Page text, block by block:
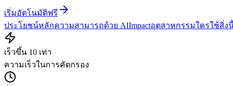
เริ่มอัตโนมัติฟรี
ประโยชน์หลักความสามารถด้วย AIImpactอุตสาหกรรมใครใช้สิ่ง
เร็วขึ้น 10 เท่า
ความเร็วในการคัดกรอง